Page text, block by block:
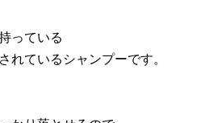
っている
れているシャンプーです。